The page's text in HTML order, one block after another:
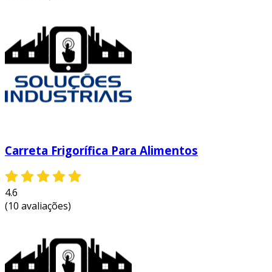
eficiência da cadeia de abastecimento da sua
Carreta Frigorífica Para Alimentos
4.6
(10 avaliações)